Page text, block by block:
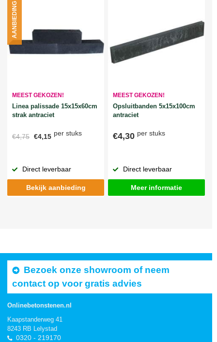
MEEST GEKOZEN!
Linea palissade 15x15x60cm
strak antraciet
€4,75 €4,15 per stuks
AANBIEDING
Direct leverbaar
Bekijk aanbieding
MEEST GEKOZEN!
Opsluitbanden 5x15x100cm
antraciet
€4,30 per stuks
Direct leverbaar
Meer informatie
Bezoek onze showroom of neem
contact op voor gratis advies
Onlinebetonstenen.nl
Kaapstanderweg 41
8243 RB Lelystad
0320 - 219170